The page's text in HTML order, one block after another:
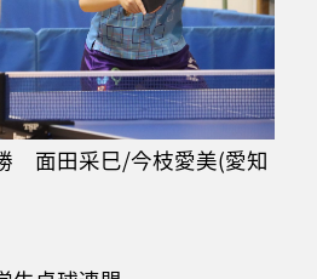
面田采巳/今枝愛美(愛知